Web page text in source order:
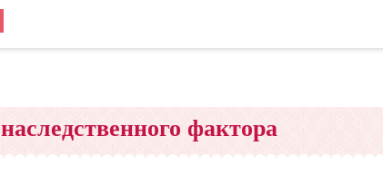
фактора